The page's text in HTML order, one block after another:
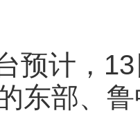
预计，
东部、